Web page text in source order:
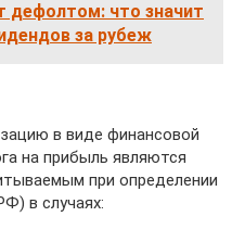
дефолтом: что значит
за рубеж
в виде финансовой
на прибыль являются
при определении
в случаях: